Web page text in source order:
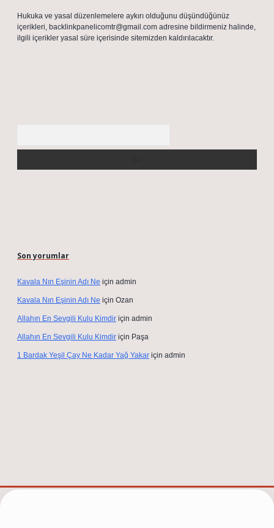
Hukuka ve yasal düzenlemelere aykırı olduğunu düşündüğünüz
içerikleri, backlinkpanelicomtr@gmail.com adresine bildirmeniz halinde,
ilgili içerikler yasal süre içerisinde sitemizden kaldırılacaktır.
Son yorumlar
Kavala Nın Eşinin Adı Ne için admin
Kavala Nın Eşinin Adı Ne için Ozan
Allahın En Sevgili Kulu Kimdir için admin
Allahın En Sevgili Kulu Kimdir için Paşa
1 Bardak Yeşil Çay Ne Kadar Yağ Yakar için admin
güncel adresihttps://tulipbett.net/